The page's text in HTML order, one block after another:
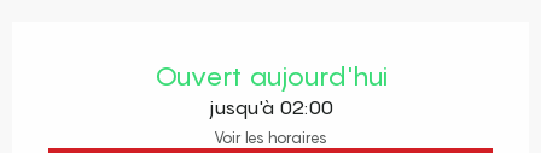
Ouvert aujourd'hui
jusqu'à 02:00
Voir les horaires